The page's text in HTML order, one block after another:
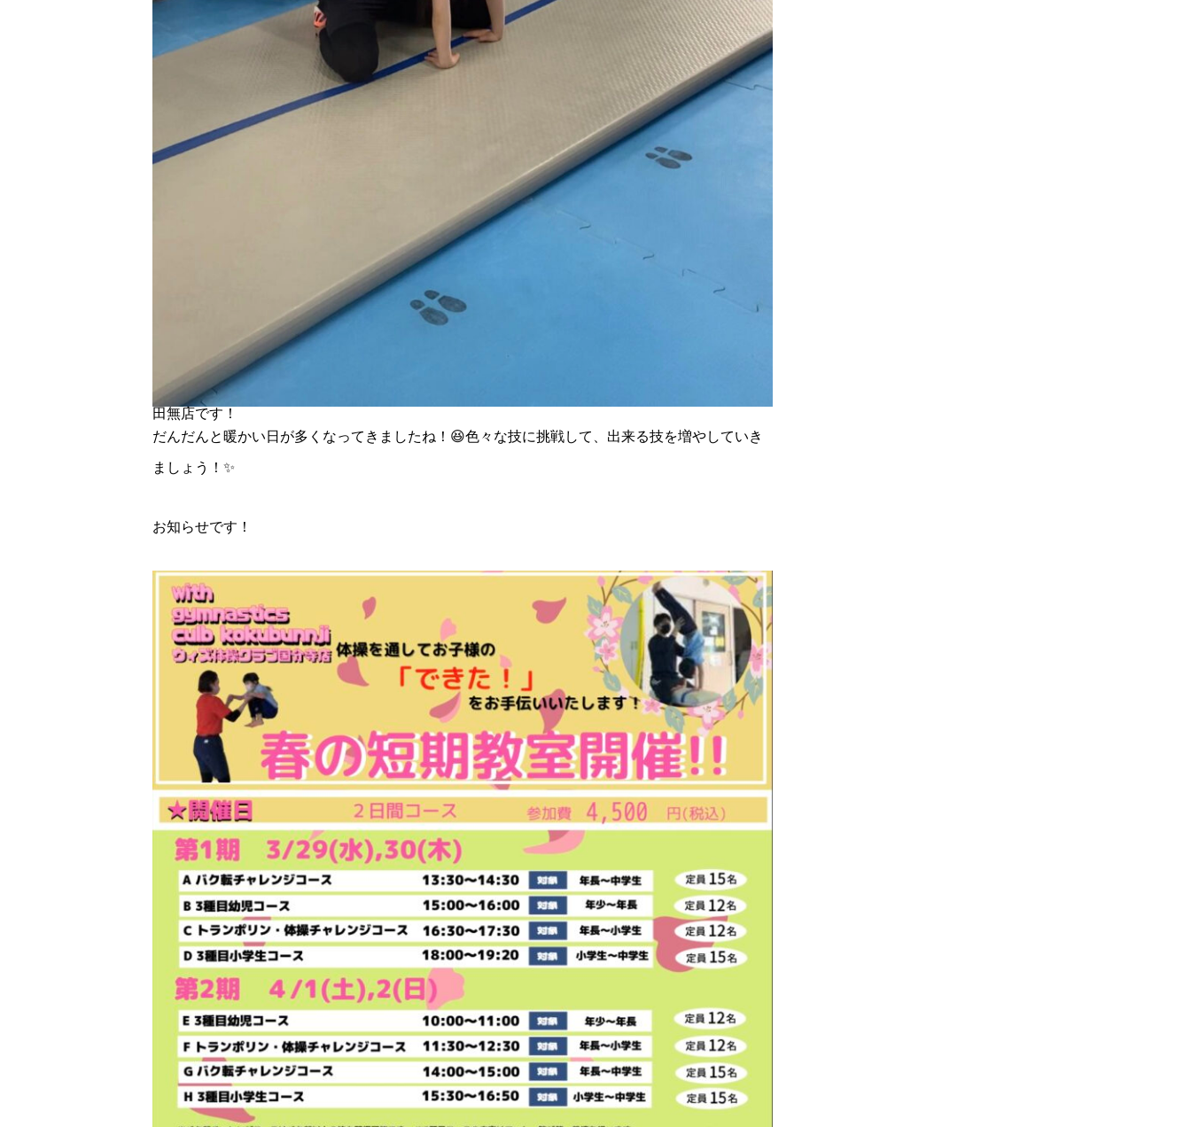
田無店です！
だんだんと暖かい日が多くなってきましたね！😆色々な技に挑戦して、出来る技を増やしていき
ましょう！✨
お知らせです！